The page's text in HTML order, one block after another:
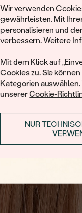
Wir verwenden
gewährleisten. Mit
personalisieren und
verbessern. Weitere
Mit dem Klick auf
Cookies zu. Sie können
Kategorien
unsererCookie-
NUR